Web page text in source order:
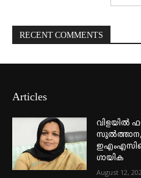
RECENT COMMENTS
Articles
വിളയിൽ
ഗായിക
August 12,